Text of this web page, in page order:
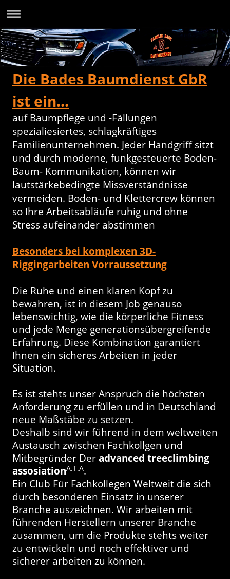
Die Bades Baumdienst GbR
ist ein...
auf Baumpflege und -Fällungen
spezialiesiertes, schlagkräftiges
Familienunternehmen. Jeder Handgriff sitzt
und durch moderne, funkgesteuerte Boden-
Baum- Kommunikation, können wir
lautstärkebedingte Missverständnisse
vermeiden. Boden- und Klettercrew können
so Ihre Arbeitsabläufe ruhig und ohne
Stress aufeinander abstimmen
Besonders bei komplexen 3D-
Riggingarbeiten Vorraussetzung
Die Ruhe und einen klaren Kopf zu
bewahren, ist in diesem Job genauso
lebenswichtig, wie die körperliche Fitness
und jede Menge generationsübergreifende
Erfahrung. Diese Kombination garantiert
Ihnen ein sicheres Arbeiten in jeder
Situation.
Es ist stehts unser Anspruch die höchsten
Anforderung zu erfüllen und in Deutschland
neue Maßstäbe zu setzen.
Deshalb sind wir führend in dem weltweiten
Austausch zwischen Fachkollgen und
Mitbegründer Deradvanced treeclimbing
assosiationA.T.A.
Ein Club Für Fachkollegen Weltweit die sich
durch besonderen Einsatz in unserer
Branche auszeichnen. Wir arbeiten mit
führenden Herstellern unserer Branche
zusammen, um die Produkte stehts weiter
zu entwickeln und noch effektiver und
sicherer arbeiten zu können.